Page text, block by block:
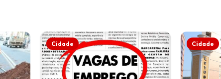
Cidade Cidade